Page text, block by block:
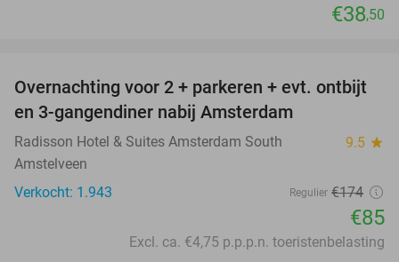
€38,50
51%
Overnachting voor 2 + parkeren + evt. ontbijt
en 3-gangendiner nabij Amsterdam
Radisson Hotel & Suites Amsterdam South 9.5 star
Amstelveen
Verkocht: 1.943
Regulier €174
€85
Excl. ca. €4,75 p.p.p.n. toeristenbelasting